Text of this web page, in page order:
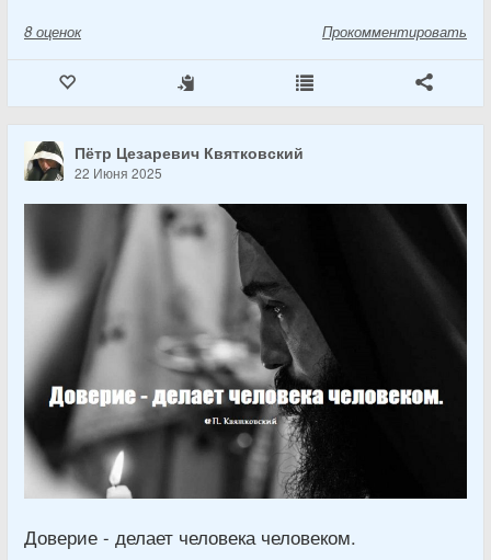
8 оценок Прокомментировать
Пётр Цезаревич Квятковский
22 Июня 2025
Доверие - делает человека человеком.